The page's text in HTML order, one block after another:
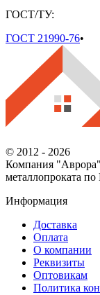
ГОСТ/ТУ:
ГОСТ 21990-76•
© 2012 - 2026
Компания
металлопроката
Информация
Доставка
Оплата
О компании
Реквизиты
Оптовикам
Политика